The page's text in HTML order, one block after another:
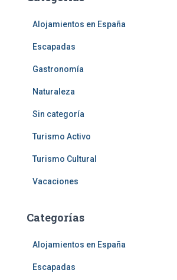
Alojamientos en España
Escapadas
Gastronomía
Naturaleza
Sin categoría
Turismo Activo
Turismo Cultural
Vacaciones
Categorías
Alojamientos en España
Escapadas